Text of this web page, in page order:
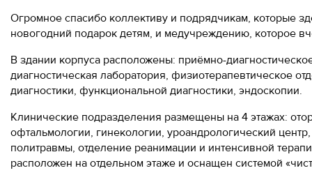
Огромное спасибо коллективу и подрядчикам, которые
новогодний подарок детям, и медучреждению, которое
В здании корпуса расположены: приёмно-
диагностическая лаборатория, физиотерапевтическое
диагностики, функциональной диагностики, эндоскопии.
Клинические подразделения размещены на 4 этажах:
офтальмологии, гинекологии, уроандрологический
политравмы, отделение реанимации и интенсивной
расположен на отдельном этаже и оснащен системой